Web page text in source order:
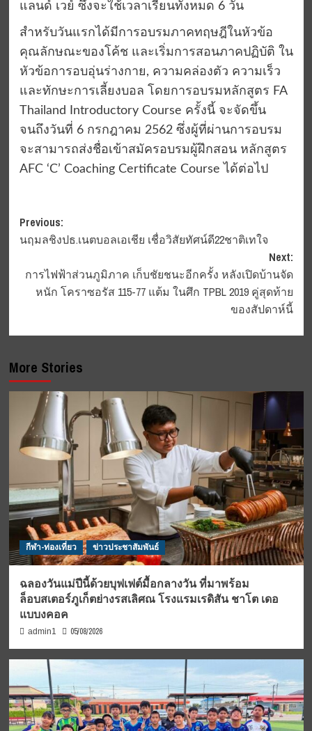
แลนด์ เวย์ ซึ่งจะใช้เวลาเรียนทั้งหมด 6 วัน
สำหรับวันแรกได้มีการอบรมภาคทฤษฎีในหัวข้อ
คุณลักษณะของโค้ช และเริ่มการสอนภาคปฏิบัติ ใน
หัวข้อการอบอุ่นร่างกาย, ความคล่องตัว ความเร็ว
และทักษะการเลี้ยงบอล โดยการอบรมหลักสูตร FA
Thailand Introductory Course ครั้งนี้ จะจัดขึ้น
จนถึงวันที่ 6 กรกฎาคม 2562 ซึ่งผู้ที่ผ่านการอบรม
จะสามารถส่งชื่อเข้าสมัครอบรมผู้ฝึกสอน หลักสูตร
AFC ‘C’ Coaching Certificate Course ได้ต่อไป
Post
navigation
Previous:
นฤมลชิงปธ.เนตบอลเอเชีย เชื่อวิสัยทัศน์​ดี​22​ชาติเทใจ
Next:
การไฟฟ้าส่วนภูมิภาค เก็บชัยชนะอีกครั้ง หลังเปิดบ้านจัด
หนัก โคราซอรัส 115-77 แต้ม ในศึก TPBL 2019 คู่สุดท้าย
ของสัปดาห์นี้
More Stories
กีฬา-ท่องเที่ยว ข่าวประชาสัมพันธ์
ฉลองวันแม่ปีนี้ด้วยบุฟเฟต์มื้อกลางวัน ที่มาพร้อม
ล็อบสเตอร์ภูเก็ตย่างรสเลิศณ โรงแรมเรดิสัน ชาโต เดอ
แบบงคอค
admin1 05/08/2026